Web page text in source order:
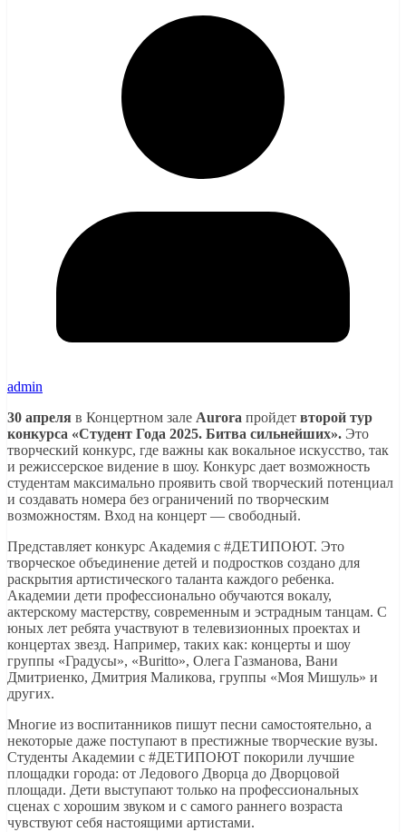
admin
30 апреля в Концертном зале Aurora пройдет второй тур
конкурса «Студент Года 2025. Битва сильнейших». Это
творческий конкурс, где важны как вокальное искусство, так
и режиссерское видение в шоу. Конкурс дает возможность
студентам максимально проявить свой творческий потенциал
и создавать номера без ограничений по творческим
возможностям. Вход на концерт — свободный.
Представляет конкурс Академия с #ДЕТИПОЮТ. Это
творческое объединение детей и подростков создано для
раскрытия артистического таланта каждого ребенка.
Академии дети профессионально обучаются вокалу,
актерскому мастерству, современным и эстрадным танцам. С
юных лет ребята участвуют в телевизионных проектах и
концертах звезд. Например, таких как: концерты и шоу
группы «Градусы», «Buritto», Олега Газманова, Вани
Дмитриенко, Дмитрия Маликова, группы «Моя Мишуль» и
других.
Многие из воспитанников пишут песни самостоятельно, а
некоторые даже поступают в престижные творческие вузы.
Студенты Академии с #ДЕТИПОЮТ покорили лучшие
площадки города: от Ледового Дворца до Дворцовой
площади. Дети выступают только на профессиональных
сценах с хорошим звуком и с самого раннего возраста
чувствуют себя настоящими артистами.